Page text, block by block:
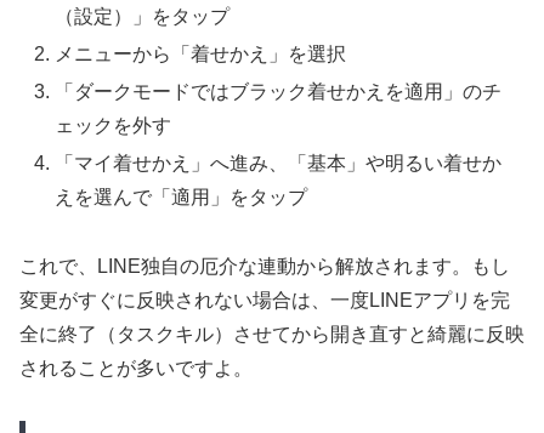
（設定）」をタップ
メニューから「着せかえ」を選択
「ダークモードではブラック着せかえを適用」のチ
ェックを外す
「マイ着せかえ」へ進み、「基本」や明るい着せか
えを選んで「適用」をタップ
これで、LINE独自の厄介な連動から解放されます。もし
変更がすぐに反映されない場合は、一度LINEアプリを完
全に終了（タスクキル）させてから開き直すと綺麗に反映
されることが多いですよ。